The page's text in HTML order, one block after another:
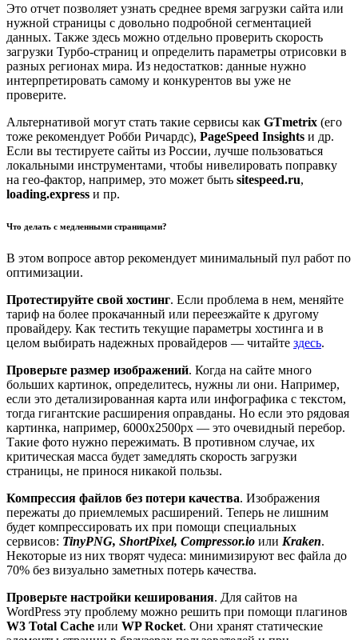
Это отчет позволяет узнать среднее время загрузки сайта или
нужной страницы с довольно подробной сегментацией
данных. Также здесь можно отдельно проверить скорость
загрузки Турбо-страниц и определить параметры отрисовки в
разных регионах мира. Из недостатков: данные нужно
интерпретировать самому и конкурентов вы уже не
проверите.
Альтернативой могут стать такие сервисы как GTmetrix (его
тоже рекомендует Робби Ричардс), PageSpeed Insights и др.
Если вы тестируете сайты из России, лучше пользоваться
локальными инструментами, чтобы нивелировать поправку
на гео-фактор, например, это может быть sitespeed.ru,
loading.express и пр.
Что делать с медленными страницами?
В этом вопросе автор рекомендует минимальный пул работ по
оптимизации.
Протестируйте свой хостинг. Если проблема в нем, меняйте
тариф на более прокачанный или переезжайте к другому
провайдеру. Как тестить текущие параметры хостинга и в
целом выбирать надежных провайдеров — читайте здесь.
Проверьте размер изображений. Когда на сайте много
больших картинок, определитесь, нужны ли они. Например,
если это детализированная карта или инфографика с текстом,
тогда гигантские расширения оправданы. Но если это рядовая
картинка, например, 6000x2500px — это очевидный перебор.
Такие фото нужно пережимать. В противном случае, их
критическая масса будет замедлять скорость загрузки
страницы, не принося никакой пользы.
Компрессия файлов без потери качества. Изображения
пережаты до приемлемых расширений. Теперь не лишним
будет компрессировать их при помощи специальных
сервисов: TinyPNG, ShortPixel, Сompressor.io или Kraken.
Некоторые из них творят чудеса: минимизируют вес файла до
70% без визуально заметных потерь качества.
Проверьте настройки кеширования. Для сайтов на
WordPress эту проблему можно решить при помощи плагинов
W3 Total Cache или WP Rocket. Они хранят статические